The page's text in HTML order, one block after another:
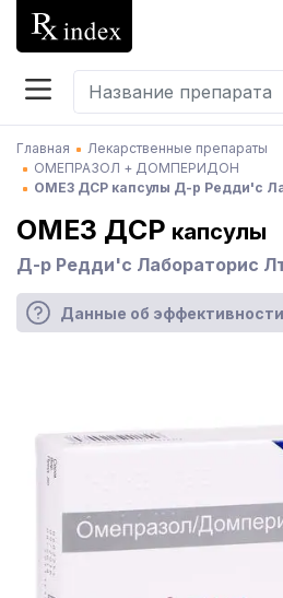
Главная
Лекарственные препараты
ОМЕПРАЗОЛ + ДОМПЕРИДОН
ОМЕЗ ДСР капсулы Д-р Редди'с
ОМЕЗ ДСР капсулы
Д-р Редди'с Лабораторис
Данные об